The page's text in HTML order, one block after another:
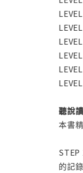
聽說
本書
的記